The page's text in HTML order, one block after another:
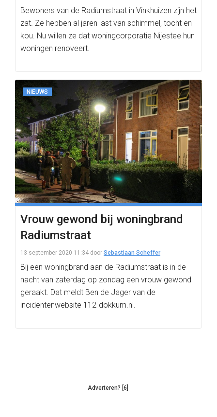
Bewoners van de Radiumstraat in Vinkhuizen zijn het
zat. Ze hebben al jaren last van schimmel, tocht en
kou. Nu willen ze dat woningcorporatie Nijestee hun
woningen renoveert.
NIEUWS
Vrouw gewond bij woningbrand
Radiumstraat
13 september 2020 11:34 door Sebastiaan Scheffer
Bij een woningbrand aan de Radiumstraat is in de
nacht van zaterdag op zondag een vrouw gewond
geraakt. Dat meldt Ben de Jager van de
incidentenwebsite 112-dokkum.nl.
Adverteren? [6]